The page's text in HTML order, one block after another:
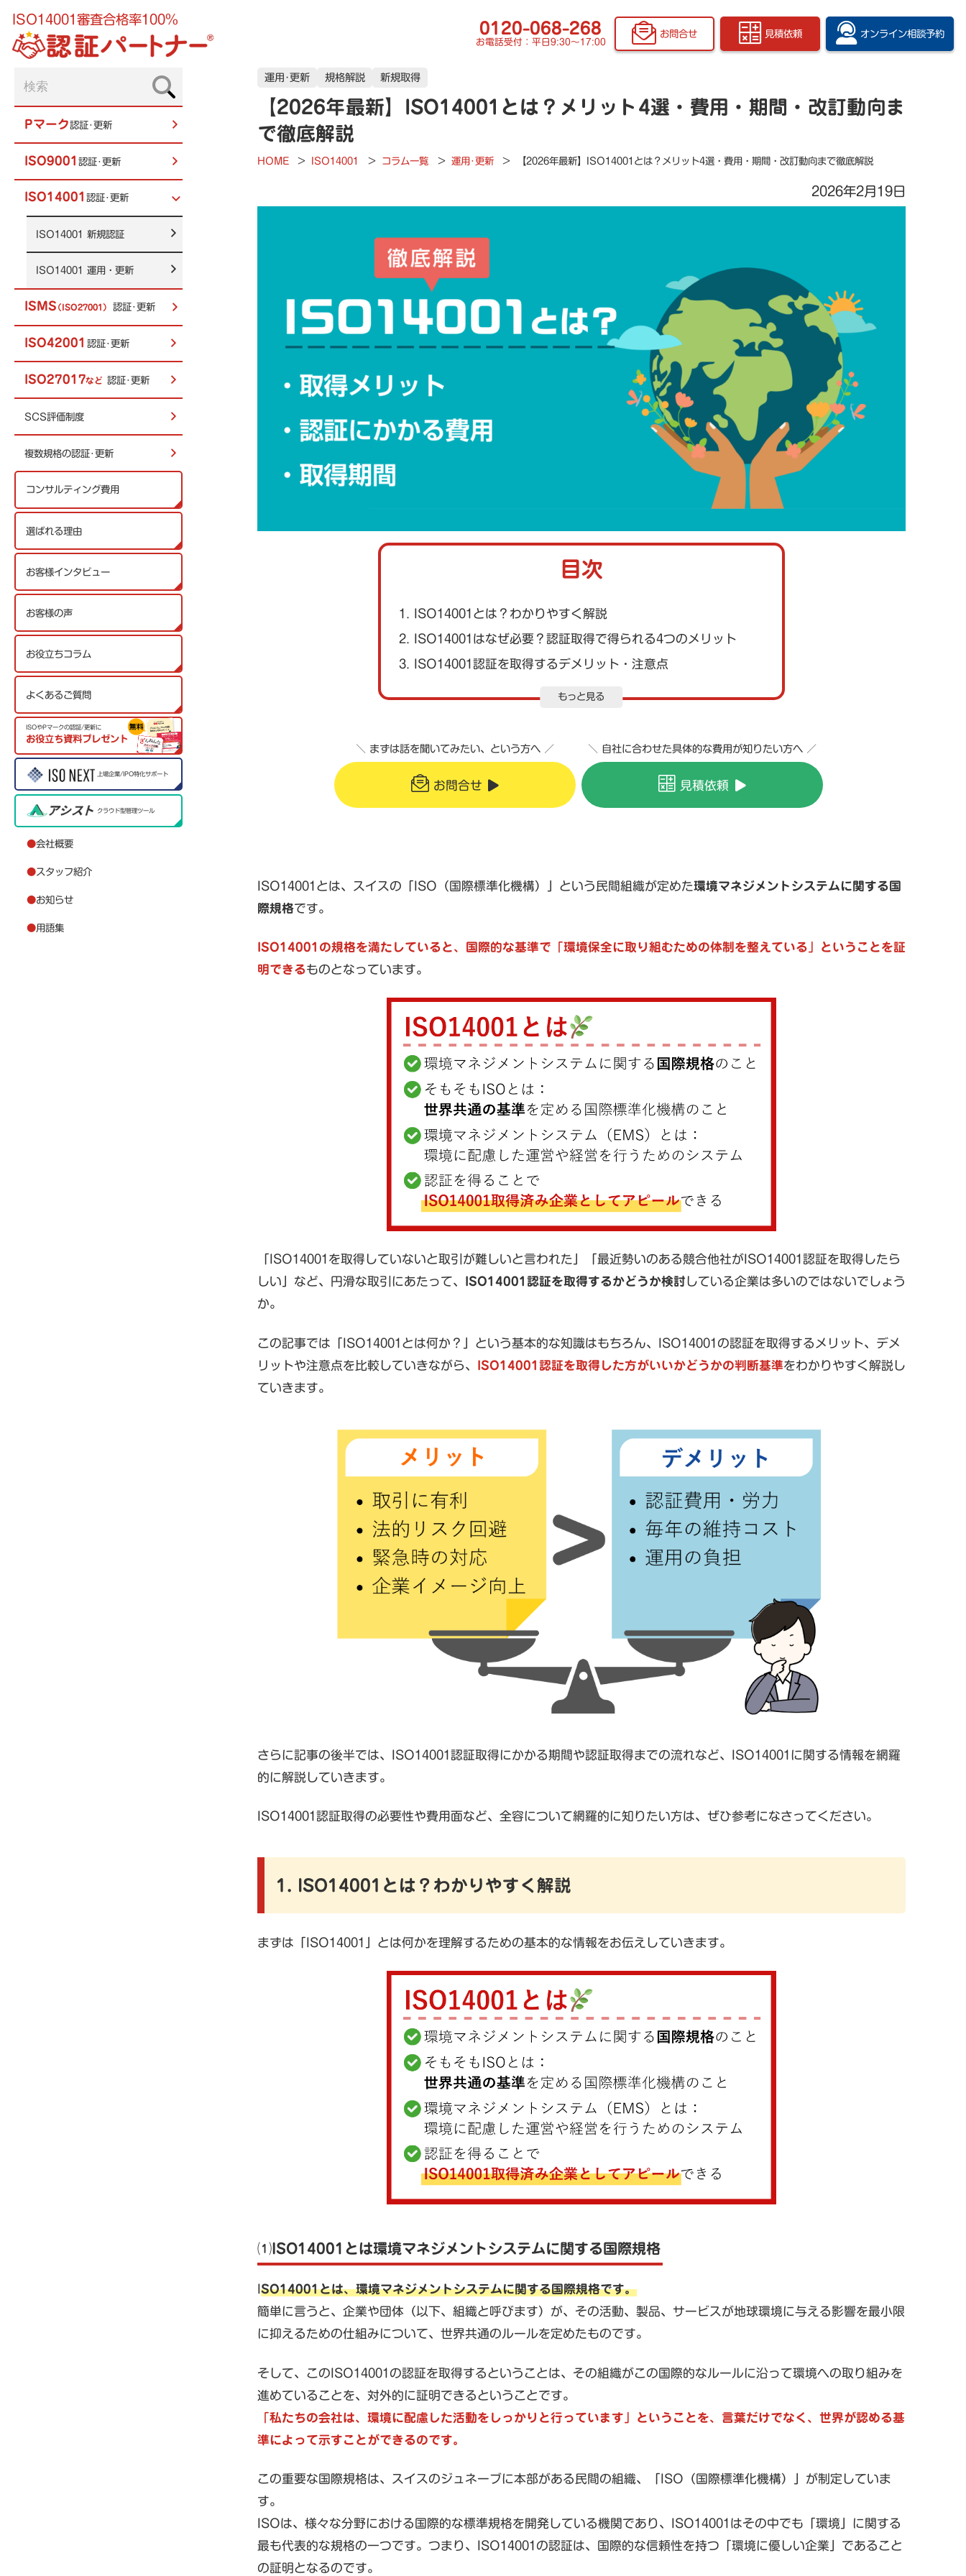
ISO14001審査合格率100%
0120-068-268
お電話受付：平日9:30〜17:00
お問合せ 見積依頼 オンライン相談予約
Pマーク認証･更新
ISO9001 認証･更新
ISO14001 認証･更新
ISO14001 新規認証
ISO14001 運用・更新
ISMS（ISO27001） 認証･更新
ISO42001 認証･更新
ISO27017など 認証･更新
SCS評価制度
複数規格の認証･更新
コンサルティング費用
選ばれる理由
お客様インタビュー
お客様の声
お役立ちコラム
よくあるご質問
ISOやPマークの認証/更新に
お役立ち資料プレゼント
上場企業/IPO特化サポート
クラウド型管理ツール
●会社概要
●スタッフ紹介
●お知らせ
●用語集
運用･更新 規格解説 新規取得
【2026年最新】ISO14001とは？メリット4選・費用・期間・改訂動向ま
で徹底解説
HOME > ISO14001 > コラム一覧 > 運用･更新 > 【2026年最新】ISO14001とは？メリット4選・費用・期間・改訂動向まで徹底解説
2026年2月19日
目次
もっと見る
1. ISO14001とは？わかりやすく解説
2. ISO14001はなぜ必要？認証取得で得られる4つのメリット
3. ISO14001認証を取得するデメリット・注意点
＼ まずは話を聞いてみたい、という方へ ／
お問合せ
＼ 自社に合わせた具体的な費用が知りたい方へ ／
見積依頼
ISO14001とは、スイスの「ISO（国際標準化機構）」という民間組織が定めた環境マネジメントシステムに関する国
際規格です。
ISO14001の規格を満たしていると、国際的な基準で「環境保全に取り組むための体制を整えている」ということを証
明できるものとなっています。
「ISO14001を取得していないと取引が難しいと言われた」「最近勢いのある競合他社がISO14001認証を取得したら
しい」など、円滑な取引にあたって、
ISO14001認証を取得するかどうか検討している企業は多いのではないでしょう
か。
この記事では「ISO14001とは何か？」という基本的な知識はもちろん、ISO14001の認証を取得するメリット、デメ
リットや注意点を比較していきながら、
ISO14001認証を取得した方がいいかどうかの判断基準をわかりやすく解説し
ていきます。
さらに記事の後半では、ISO14001認証取得にかかる期間や認証取得までの流れなど、ISO14001に関する情報を網羅
的に解説していきます。
ISO14001認証取得の必要性や費用面など、全容について網羅的に知りたい方は、ぜひ参考になさってください。
1. ISO14001とは？わかりやすく解説
まずは「ISO14001」とは何かを理解するための基本的な情報をお伝えしていきます。
⑴ISO14001とは環境マネジメントシステムに関する国際規格
SO14001とは、環境マネジメントシステムに関する国際規格です。
簡単に言うと、企業や団体（以下、組織と呼びます）が、その活動、製品、サービスが地球環境に与える影響を最小限
に抑えるための仕組みについて、世界共通のルールを定めたものです。
そして、このISO14001の認証を取得するということは、その組織がこの国際的なルールに沿って環境への取り組みを
進めていることを、対外的に証明できるということです。
「私たちの会社は、環境に配慮した活動をしっかりと行っています」ということを、言葉だけでなく、世界が認める基
準によって示すことができるのです。
この重要な国際規格は、スイスのジュネーブに本部がある民間の組織、「ISO（国際標準化機構）」が制定していま
す。
ISOは、様々な分野における国際的な標準規格を開発している機関であり、ISO14001はその中でも「環境」に関する
最も代表的な規格の一つです。つまり、ISO14001の認証は、国際的な信頼性を持つ「環境に優しい企業」であること
の証明となるのです。